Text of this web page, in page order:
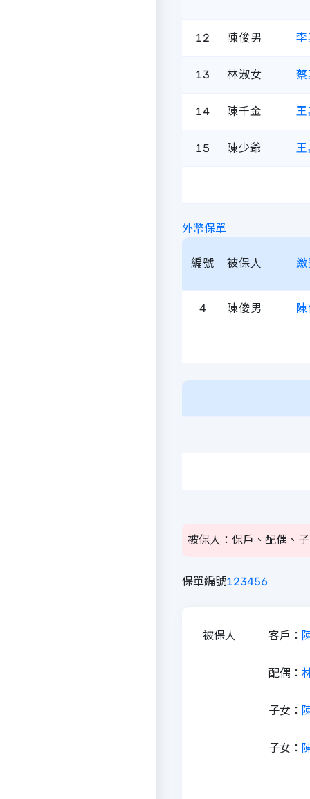
12 陳俊男
13 林淑女
14 陳千金
15 陳少爺
外幣保單
編號 被保人
4 陳俊男
被保人：保戶、配偶、
保單編號123456
被保人 客戶：
配偶：
子女：
子女：